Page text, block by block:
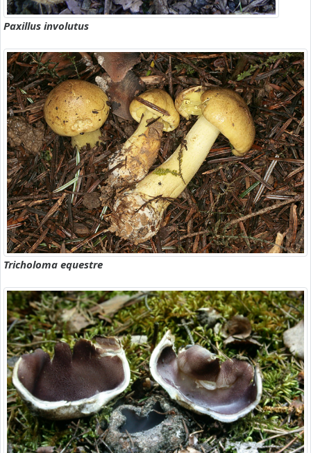
Paxillus involutus
Tricholoma equestre